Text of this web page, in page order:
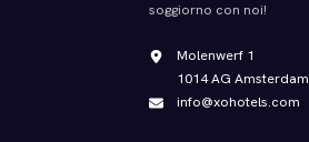
soggiorno con noi!
Molenwerf 1
1014 AG Amsterdam
info@xohotels.com